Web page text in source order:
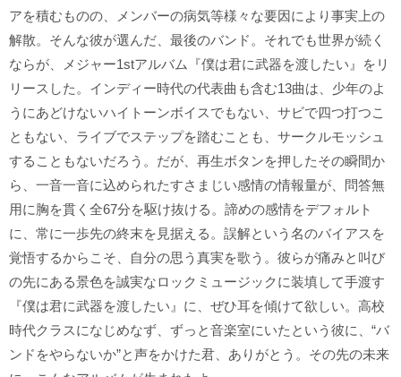
アを積むものの、メンバーの病気等様々な要因により事実上の
解散。そんな彼が選んだ、最後のバンド。それでも世界が続く
ならが、メジャー1stアルバム『僕は君に武器を渡したい』をリ
リースした。インディー時代の代表曲も含む13曲は、少年のよ
うにあどけないハイトーンボイスでもない、サビで四つ打つこ
ともない、ライブでステップを踏むことも、サークルモッシュ
することもないだろう。だが、再生ボタンを押したその瞬間か
ら、一音一音に込められたすさまじい感情の情報量が、問答無
用に胸を貫く全67分を駆け抜ける。諦めの感情をデフォルト
に、常に一歩先の終末を見据える。誤解という名のバイアスを
覚悟するからこそ、自分の思う真実を歌う。彼らが痛みと叫び
の先にある景色を誠実なロックミュージックに装填して手渡す
『僕は君に武器を渡したい』に、ぜひ耳を傾けて欲しい。高校
時代クラスになじめなず、ずっと音楽室にいたという彼に、“バ
ンドをやらないか”と声をかけた君、ありがとう。その先の未来